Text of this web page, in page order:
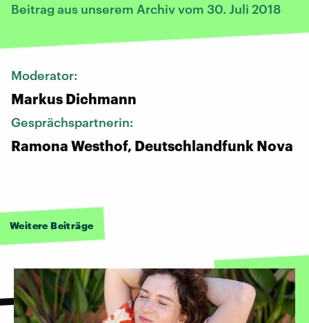
Beitrag aus unserem Archiv vom 30. Juli 2018
Moderator:
Markus Dichmann
Gesprächspartnerin:
Ramona Westhof, Deutschlandfunk Nova
Weitere Beiträge